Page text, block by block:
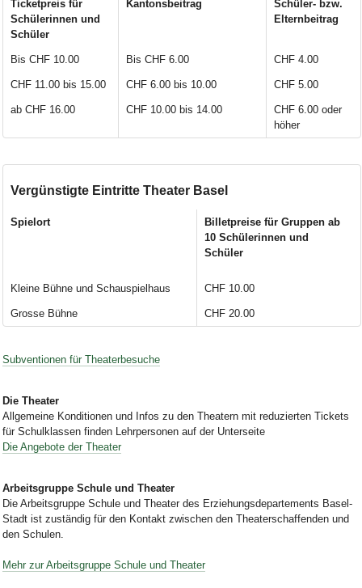
Ticketpreis für
Schülerinnen und
Schüler
Kantonsbeitrag
Schüler- bzw.
Elternbeitrag
Bis CHF 10.00 Bis CHF 6.00 CHF 4.00
CHF 11.00 bis 15.00 CHF 6.00 bis 10.00 CHF 5.00
ab CHF 16.00 CHF 10.00 bis 14.00
CHF 6.00 oder
höher
Vergünstigte Eintritte Theater Basel
Spielort
Billetpreise für Gruppen ab
10 Schülerinnen und
Schüler
Kleine Bühne und Schauspielhaus CHF 10.00
Grosse Bühne CHF 20.00
Subventionen für Theaterbesuche
Die Theater
Allgemeine Konditionen und Infos zu den Theatern mit reduzierten Tickets
für Schulklassen finden Lehrpersonen auf der Unterseite
Die Angebote der Theater
Arbeitsgruppe Schule und Theater
Die Arbeitsgruppe Schule und Theater des Erziehungsdepartements Basel-
Stadt ist zuständig für den Kontakt zwischen den Theaterschaffenden und
den Schulen.
Mehr zur Arbeitsgruppe Schule und Theater